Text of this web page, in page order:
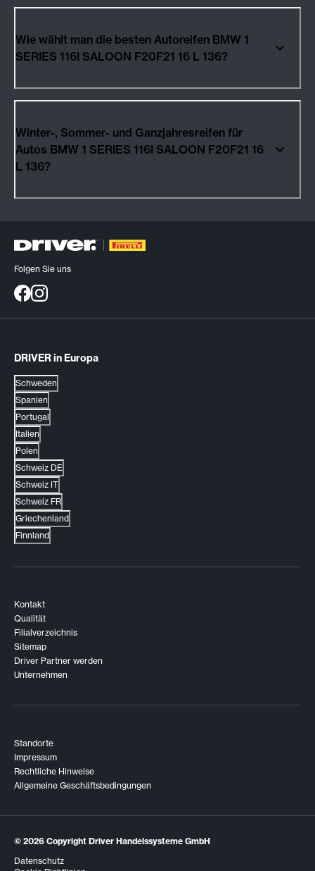
Wie wählt man die besten Autoreifen BMW 1
SERIES 116I SALOON F20F21 16 L 136?
Winter-, Sommer- und Ganzjahresreifen für
Autos BMW 1 SERIES 116I SALOON F20F21 16
L 136?
Folgen Sie uns
DRIVER in Europa
Schweden
Spanien
Portugal
Italien
Polen
Schweiz DE
Schweiz IT
Schweiz FR
Griechenland
Finnland
Kontakt
Qualität
Filialverzeichnis
Sitemap
Driver Partner werden
Unternehmen
Standorte
Impressum
Rechtliche Hinweise
Allgemeine Geschäftsbedingungen
© 2026 Copyright Driver Handelssysteme GmbH
Datenschutz